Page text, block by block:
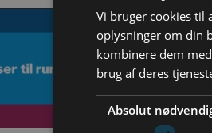
Vi bruger cookies til
oplysninger om din
kombinere dem
brug af deres
Absolut